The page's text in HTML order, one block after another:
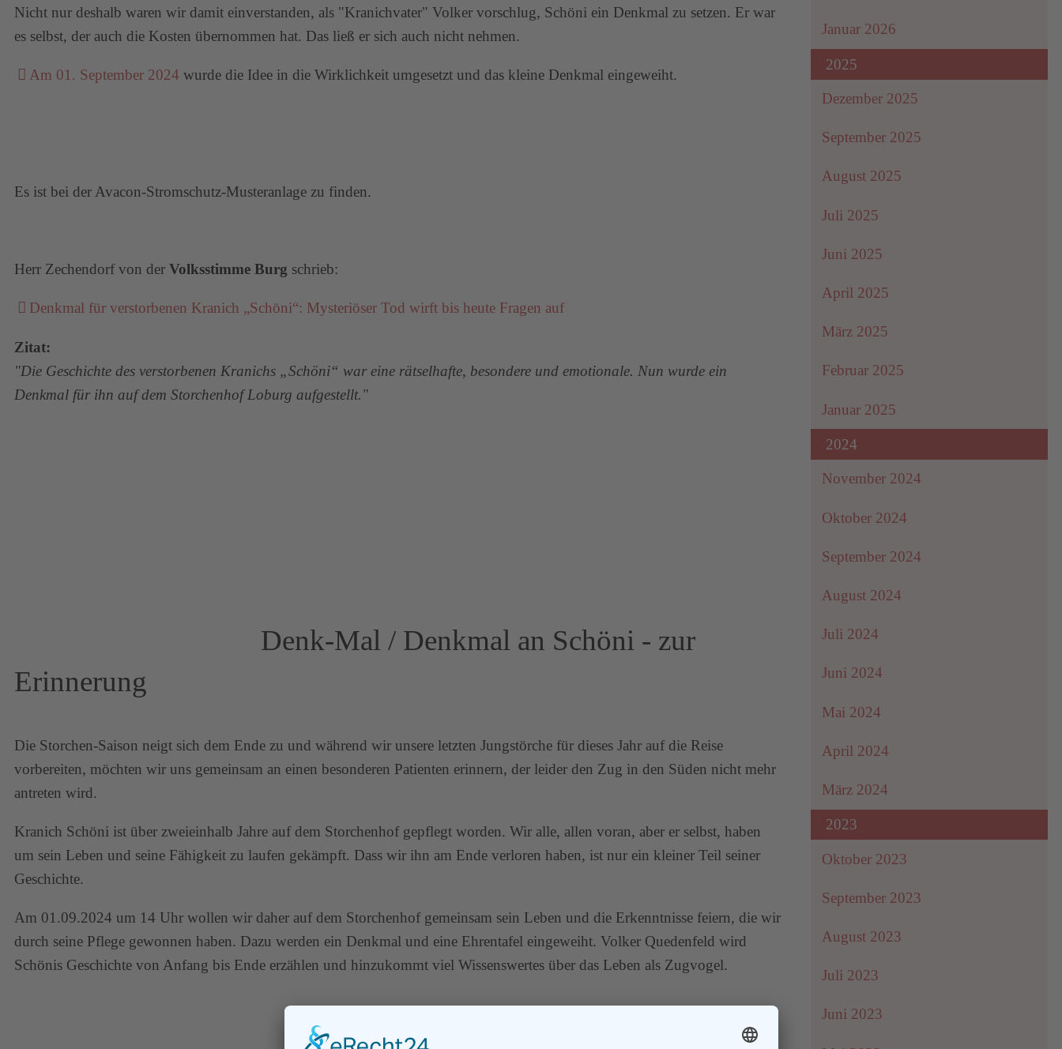
Nicht nur deshalb waren wir damit einverstanden, als "Kranichvater" Volker vorschlug, Schöni ein Denkmal zu setzen. Er war
es selbst, der auch die Kosten übernommen hat. Das ließ er sich auch nicht nehmen.
Am 01. September 2024 wurde die Idee in die Wirklichkeit umgesetzt und das kleine Denkmal eingeweiht.
Es ist bei der Avacon-Stromschutz-Musteranlage zu finden.
Herr Zechendorf von der Volksstimme Burg schrieb:
Denkmal für verstorbenen Kranich „Schöni“: Mysteriöser Tod wirft bis heute Fragen auf
Zitat:
"Die Geschichte des verstorbenen Kranichs „Schöni“ war eine rätselhafte, besondere und emotionale. Nun wurde ein
Denkmal für ihn auf dem Storchenhof Loburg aufgestellt."
Denk-Mal / Denkmal an Schöni - zur
Erinnerung
Die Storchen-Saison neigt sich dem Ende zu und während wir unsere letzten Jungstörche für dieses Jahr auf die Reise
vorbereiten, möchten wir uns gemeinsam an einen besonderen Patienten erinnern, der leider den Zug in den Süden nicht mehr
antreten wird.
Kranich Schöni ist über zweieinhalb Jahre auf dem Storchenhof gepflegt worden. Wir alle, allen voran, aber er selbst, haben
um sein Leben und seine Fähigkeit zu laufen gekämpft. Dass wir ihn am Ende verloren haben, ist nur ein kleiner Teil seiner
Geschichte.
Am 01.09.2024 um 14 Uhr wollen wir daher auf dem Storchenhof gemeinsam sein Leben und die Erkenntnisse feiern, die wir
durch seine Pflege gewonnen haben. Dazu werden ein Denkmal und eine Ehrentafel eingeweiht. Volker Quedenfeld wird
Schönis Geschichte von Anfang bis Ende erzählen und hinzukommt viel Wissenswertes über das Leben als Zugvogel.
Januar 2026
2025
Dezember 2025
September 2025
August 2025
Juli 2025
Juni 2025
April 2025
März 2025
Februar 2025
Januar 2025
2024
November 2024
Oktober 2024
September 2024
August 2024
Juli 2024
Juni 2024
Mai 2024
April 2024
März 2024
2023
Oktober 2023
September 2023
August 2023
Juli 2023
Juni 2023